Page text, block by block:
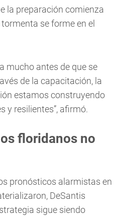
la preparación comienza
se forme en el
mucho antes de que se
de la capacitación, la
estamos construyendo
y resilientes”, afirmó.
floridanos no
pronósticos alarmistas en
DeSantis
sigue siendo